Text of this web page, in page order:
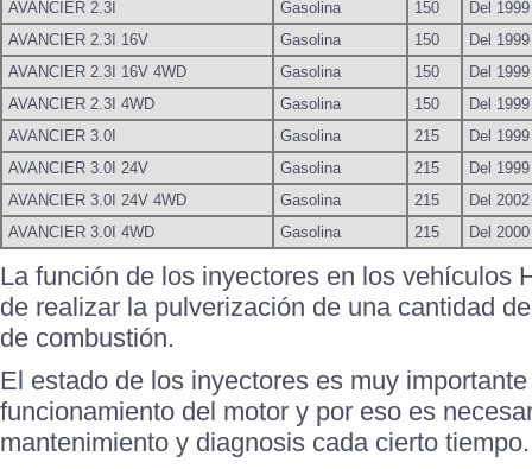
AVANCIER 2.3I
Gasolina 150
Del
AVANCIER 2.3I 16V
Gasolina 150
Del
AVANCIER 2.3I 16V 4WD
Gasolina 150
Del
AVANCIER 2.3I 4WD
Gasolina 150
Del
AVANCIER 3.0I
Gasolina 215
Del
AVANCIER 3.0I 24V
Gasolina 215
Del
AVANCIER 3.0I 24V 4WD
Gasolina 215
Del
AVANCIER 3.0I 4WD
Gasolina 215 Del
La función de los inyectores en los vehículos
de realizar la pulverización de una cantidad
de combustión.
El estado de los inyectores es muy
funcionamiento del motor y por eso es
mantenimiento y diagnosis cada cierto tiempo.